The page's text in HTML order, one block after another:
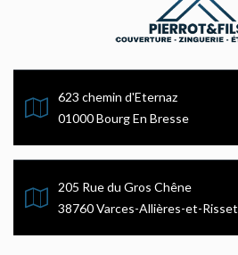
623 chemin d'Eternaz
01000 Bourg En Bresse
205 Rue du Gros Chêne
38760 Varces-Allières-et-Risset